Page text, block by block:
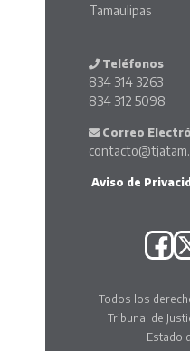
Tamaulipas
Teléfonos
834 314 3263
834 312 5098
Correo
Aviso de
Todos los
Tribunal de
Estado